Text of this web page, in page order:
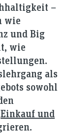
–
wie
und Big
wie
als
sowohl
und